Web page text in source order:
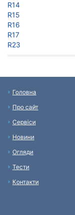
R14
R15
R16
R17
R23
Головна
Про сайт
Сервіси
Новини
Огляди
Тести
Контакти